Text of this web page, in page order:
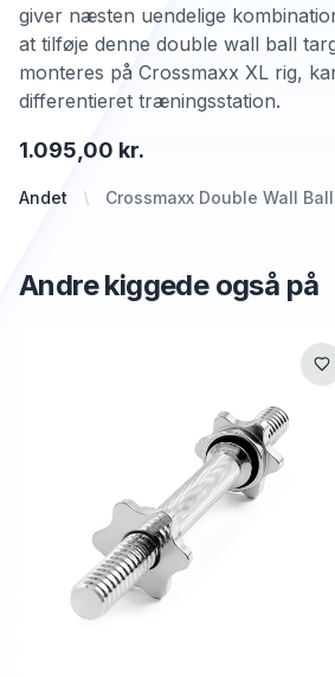
Andet Crossmaxx Double Wall
1.095,00 kr.
giver næsten uendelige
at tilføje denne double wall ball
monteres på Crossmaxx XL rig,
differentieret træningsstation.
Andre kiggede også på